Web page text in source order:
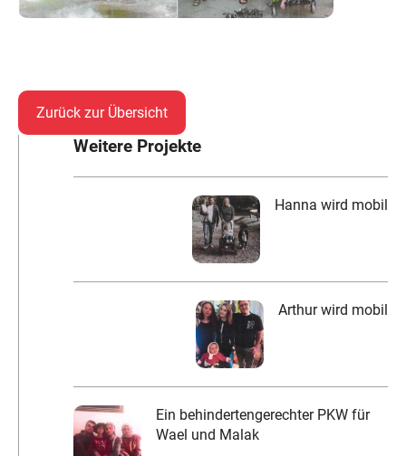
Zurück zur Übersicht
Weitere Projekte
Hanna wird mobil
Arthur wird mobil
Ein behindertengerechter PKW für
Wael und Malak